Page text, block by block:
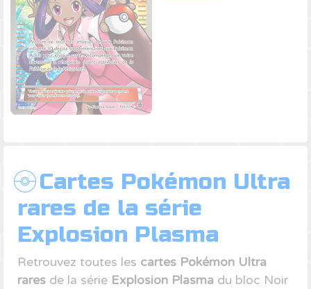
Cartes Pokémon Ultra
rares de la série
Explosion Plasma
Retrouvez toutes les cartes Pokémon Ultra
rares de la série Explosion Plasma du bloc Noir